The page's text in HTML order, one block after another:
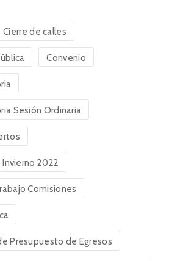
Cierre de calles
Convenio
Sesión Ordinaria
2022
Comisiones
Presupuesto de Egresos